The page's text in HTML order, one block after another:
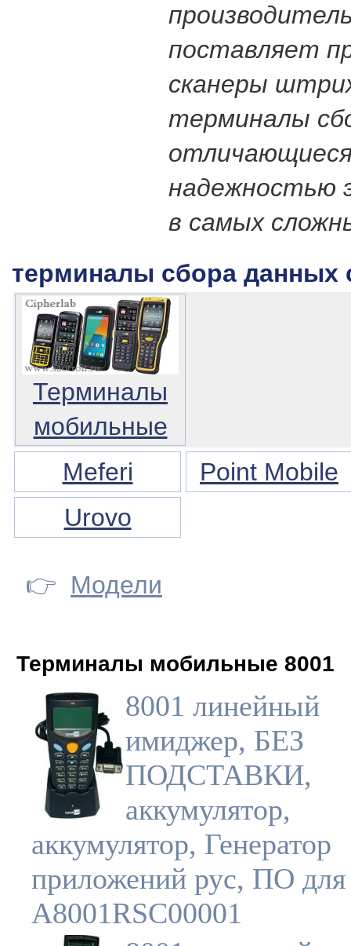
поставляет
сканеры
терминалы
надежностью
в самых
терминалы сбора данных
Терминалы
мобильные
Meferi
Point Mobile
Urovo
👉 Модели
Терминалы мобильные 8001
8001 линейный
имиджер, БЕЗ
ПОДСТАВКИ,
аккумулятор,
аккумулятор, Генератор
приложений рус, ПО
A8001RSC00001